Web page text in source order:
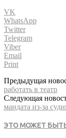
VK
WhatsApp
Twitter
Telegram
Viber
Email
Print
Предыдущая
работать в театр
Следующая
мандата из-за
ЭТО МОЖЕТ